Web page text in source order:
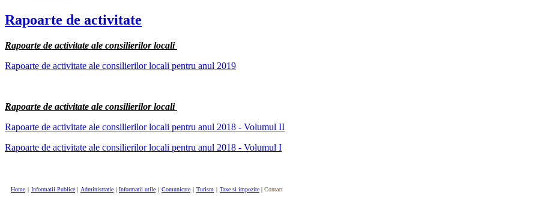
Rapoarte de activitate
Rapoarte de activitate ale consilierilor locali
Rapoarte de activitate ale consilierilor locali pentru anul 2019
Rapoarte de activitate ale consilierilor locali
Rapoarte de activitate ale consilierilor locali pentru anul 2018 - Volumul II
Rapoarte de activitate ale consilierilor locali pentru anul 2018 - Volumul I
Home | Informatii Publice | Administratie | Informatii utile | Comunicate | Turism | Taxe si impozite | Contact